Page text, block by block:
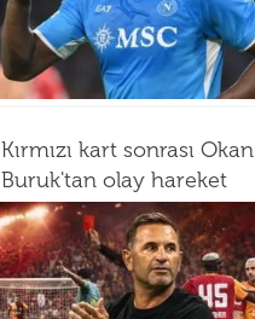
Kırmızı kart sonrası Okan
Buruk'tan olay hareket